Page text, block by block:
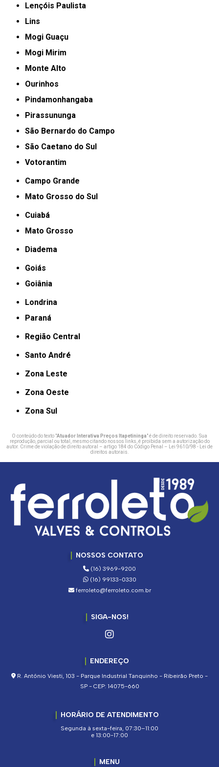
Lençóis Paulista
Lins
Mogi Guaçu
Mogi Mirim
Monte Alto
Ourinhos
Pindamonhangaba
Pirassununga
São Bernardo do Campo
São Caetano do Sul
Votorantim
Campo Grande
Mato Grosso do Sul
Cuiabá
Mato Grosso
Diadema
Goiás
Goiânia
Londrina
Paraná
Região Central
Santo André
Zona Leste
Zona Oeste
Zona Sul
O conteúdo do texto "Atuador Interativa Preços Itapetininga" é de direito reservado. Sua
reprodução, parcial ou total, mesmo citando nossos links, é proibida sem a autorização do
autor. Crime de violação de direito autoral – artigo 184 do Código Penal –
Lei 9610/98 - Lei de
direitos autorais
NOSSOS CONTATO
(16) 3969-9200
(16) 99133-0330
ferroleto@ferroleto.com.br
SIGA-NOS!
ENDEREÇO
R. Antônio Viesti, 103 - Parque Industrial Tanquinho - Ribeirão Preto -
SP - CEP: 14075-660
HORÁRIO DE ATENDIMENTO
Segunda à sexta-feira, 07:30–11:00
e 13:00-17:00
MENU